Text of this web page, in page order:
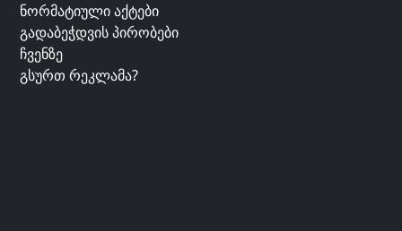
ნორმატიული აქტები
გადაბეჭდვის პირობები
ჩვენზე
გსურთ რეკლამა?